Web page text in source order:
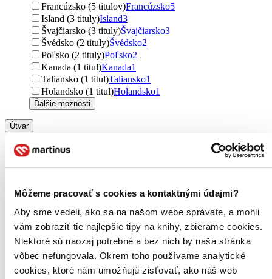
Môžeme pracovať s cookies a kontaktnými údajmi?
Aby sme vedeli, ako sa na našom webe správate, a mohli
vám zobraziť tie najlepšie tipy na knihy, zbierame cookies.
Niektoré sú naozaj potrebné a bez nich by naša stránka
vôbec nefungovala. Okrem toho používame analytické
cookies, ktoré nám umožňujú zisťovať, ako náš web
Francúzsko (5 titulov)Francúzsko5
Island (3 tituly)Island3
Švajčiarsko (3 tituly)Švajčiarsko3
Švédsko (2 tituly)Švédsko2
Poľsko (2 tituly)Poľsko2
Kanada (1 titul)Kanada1
Taliansko (1 titul)Taliansko1
Holandsko (1 titul)Holandsko1
Ďalšie možnosti
Útvar
poviedky (32 titulov)
príručky (3 tituly)
múdroslovia (1 titul)múdroslovia1
vtipy (1 titul)vtipy1
Ďalšie možnosti
Podžáner
dystopický (17 titulov) dystopický17
sci-fi (2 tituly) sci-fi2